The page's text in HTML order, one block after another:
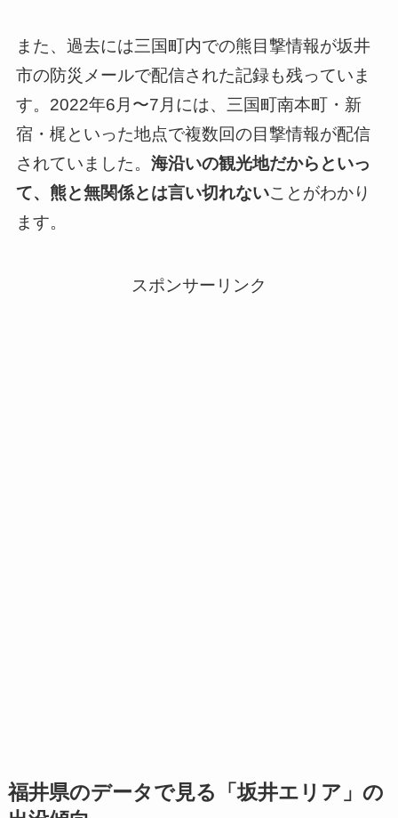
また、過去には三国町内での熊目撃情報が坂井
市の防災メールで配信された記録も残っていま
す。2022年6月〜7月には、三国町南本町・新
宿・梶といった地点で複数回の目撃情報が配信
されていました。 海沿いの観光地だからといっ
て、熊と無関係とは言い切れないことがわかり
ます。
スポンサーリンク
福井県のデータで見る「坂井エリア」の